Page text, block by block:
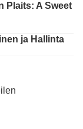
Plaits: A Sweet
ja Hallinta